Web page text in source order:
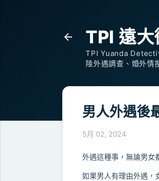
TPI 遠
TPI Yuanda
陸外遇調查、婚外情
男人外遇後
5月 02, 2024
外遇這種事，無論男女
如果男人有理由外遇，